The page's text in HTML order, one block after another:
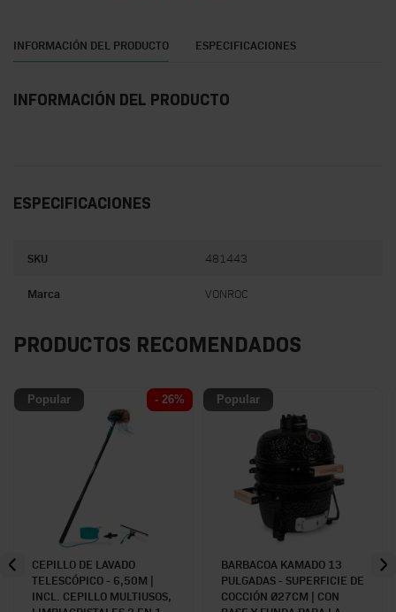
INFORMACIÓN DEL PRODUCTO ESPECIFICACIONES
INFORMACIÓN DEL PRODUCTO
ESPECIFICACIONES
SKU 481443
Marca VONROC
PRODUCTOS RECOMENDADOS
Popular - 26%
CEPILLO DE LAVADO
TELESCÓPICO - 6,50M |
INCL. CEPILLO MULTIUSOS,
Popular
BARBACOA KAMADO 13
PULGADAS - SUPERFICIE DE
COCCIÓN Ø27CM | CON